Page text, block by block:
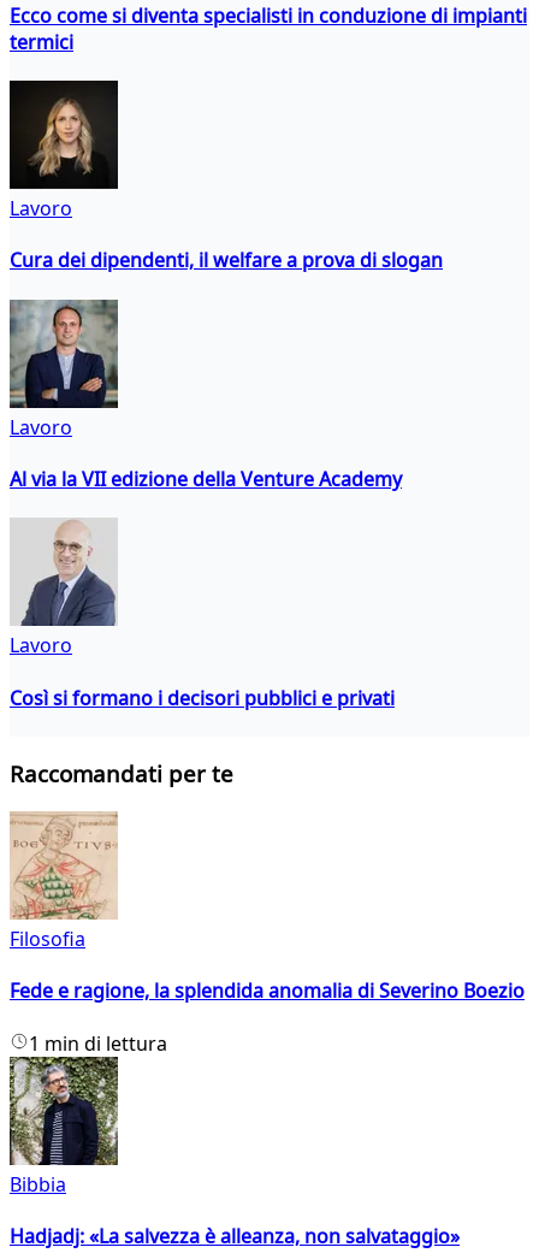
Ecco come si diventa specialisti in conduzione di impianti
termici
Lavoro
Cura dei dipendenti, il welfare a prova di slogan
Lavoro
Al via la VII edizione della Venture Academy
Lavoro
Così si formano i decisori pubblici e privati
Raccomandati per te
Filosofia
Fede e ragione, la splendida anomalia di Severino Boezio
1 min di lettura
Bibbia
Hadjadj: «La salvezza è alleanza, non salvataggio»